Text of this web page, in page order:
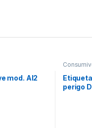
mod. Al2
perigo